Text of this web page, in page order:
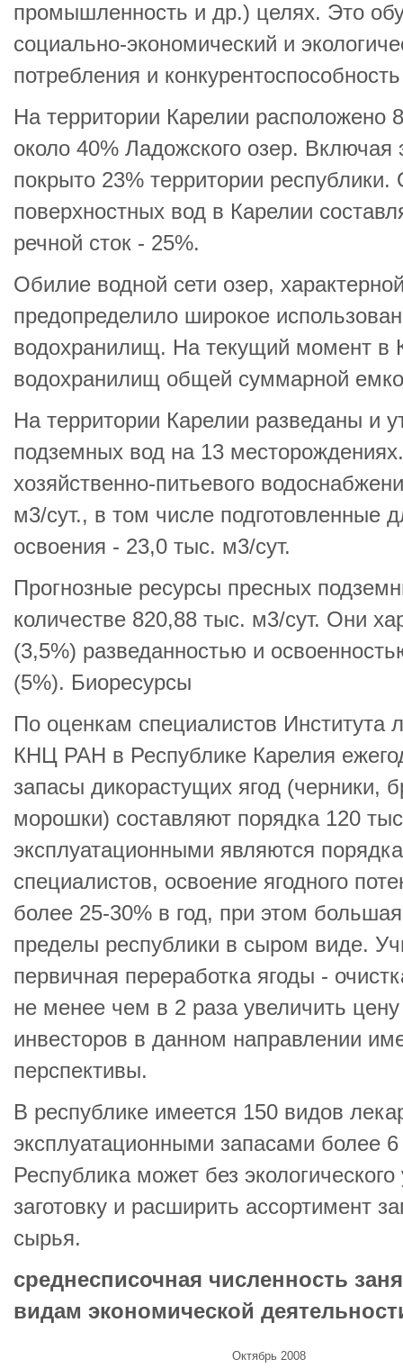
промышленность и др.) целях. Это
социально-экономический и
потребления и
На территории Карелии расположено
около 40% Ладожского озер.
покрыто 23% территории
поверхностных вод в Карелии
речной сток - 25%.
Обилие водной сети озер,
предопределило широкое
водохранилищ. На текущий момент в
водохранилищ общей суммарной
На территории Карелии разведаны и
подземных вод на 13
хозяйственно-питьевого
м3/сут., в том числе подготовленные
освоения - 23,0 тыс. м3/сут.
Прогнозные ресурсы пресных
количестве 820,88 тыс. м3/сут. Они
(3,5%) разведанностью и
(5%). Биоресурсы
По оценкам специалистов Института
КНЦ РАН в Республике Карелия
запасы дикорастущих ягод (черники,
морошки) составляют порядка 120
эксплуатационными являются
специалистов, освоение ягодного
более 25-30% в год, при этом
пределы республики в сыром виде.
первичная переработка ягоды -
не менее чем в 2 раза увеличить
инвесторов в данном направлении
перспективы.
В республике имеется 150 видов
эксплуатационными запасами более
Республика может без
заготовку и расширить ассортимент
сырья.
среднесписочная численность
видам экономической
Октябрь 2008